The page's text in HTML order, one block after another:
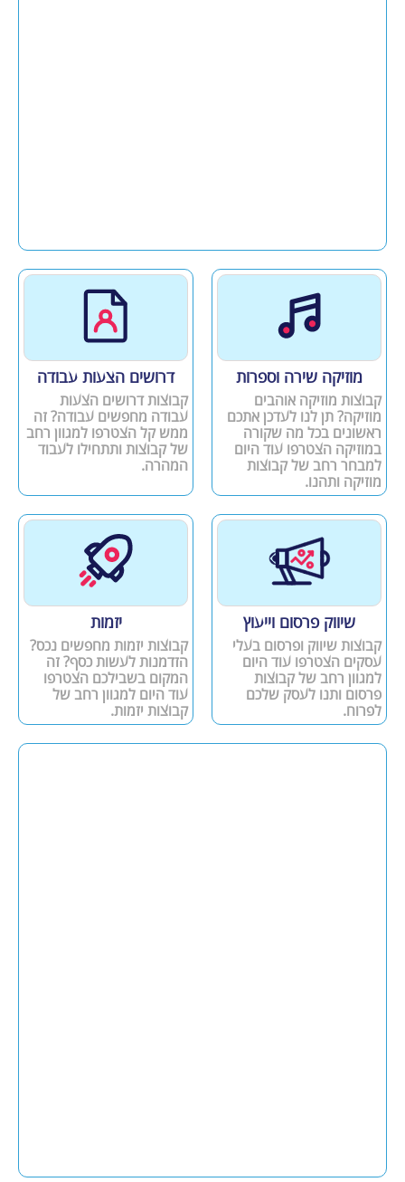
מוזיקה שירה וספרות
קבוצות מוזיקה אוהבים
מוזיקה? תן לנו לעדכן אתכם
ראשונים בכל מה שקורה
במוזיקה הצטרפו עוד היום
למבחר רחב של קבוצות
מוזיקה ותהנו.
דרושים הצעות עבודה
קבוצות דרושים הצעות
עבודה מחפשים עבודה? זה
ממש קל הצטרפו למגוון רחב
של קבוצות ותתחילו לעבוד
המהרה.
שיווק פרסום וייעוץ
קבוצות שיווק ופרסום בעלי
עסקים הצטרפו עוד היום
למגוון רחב של קבוצות
פרסום ותנו לעסק שלכם
לפרוח.
יזמות
קבוצות יזמות מחפשים נכס?
הזדמנות לעשות כסף? זה
המקום בשבילכם הצטרפו
עוד היום למגוון רחב של
קבוצות יזמות.